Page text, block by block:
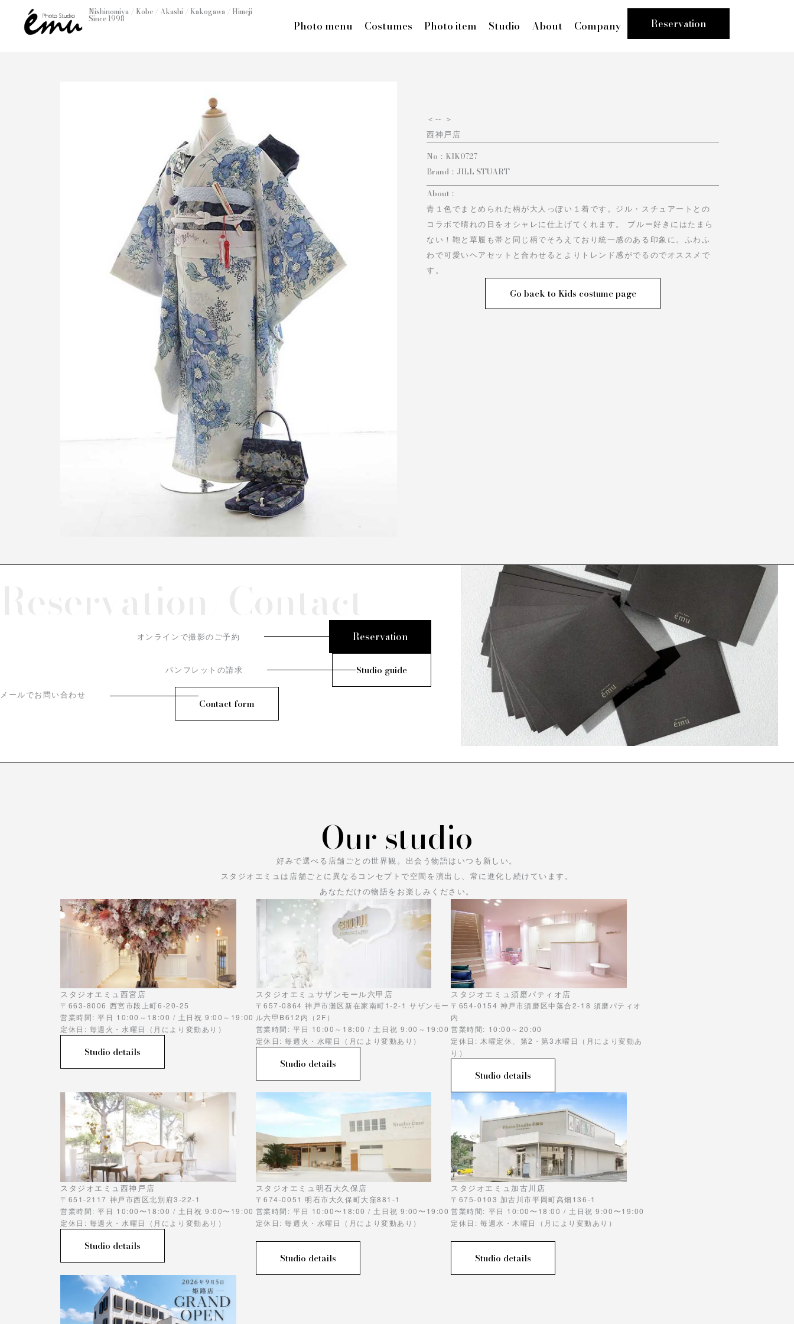
Nishinomiya / Kobe / Akashi / Kakogawa / Himeji
Since 1998 Photo menu Costumes Photo item Studio About Company Reservation
＜ -- ＞
西神戸店
No： KIK0727
Brand： JILL STUART
About：
青１色でまとめられた柄が大人っぽい１着です。ジル・スチュアートとの
コラボで晴れの日をオシャレに仕上げてくれます。 ブルー好きにはたまら
ない！鞄と草履も帯と同じ柄でそろえており統一感のある印象に。ふわふ
わで可愛いヘアセットと合わせるとよりトレンド感がでるのでオススメで
す。
Go back to Kids costume page
オンラインで撮影のご予約 Reservation
パンフレットの請求 Studio guide
メールでお問い合わせ
Contact form
Our studio
好みで選べる店舗ごとの世界観。 出会う物語はいつも新しい。
スタジオエミュは店舗ごとに異なるコンセプトで空間を演出し、常に進化し続けています。
あなただけの物語をお楽しみください。
スタジオエミュ西宮店
〒663-8006 西宮市段上町6-20-25
営業時間: 平日 10:00～18:00 / 土日祝 9:00～19:00
定休日: 毎週火・水曜日（月により変動あり）
Studio details
スタジオエミュサザンモール六甲店
〒657-0864 神戸市灘区新在家南町1-2-1 サザンモー
ル六甲B612内（2F）
営業時間: 平日 10:00～18:00 / 土日祝 9:00～19:00
定休日: 毎週火・水曜日（月により変動あり）
Studio details
スタジオエミュ須磨パティオ店
〒654-0154 神戸市須磨区中落合2-18 須磨パティオ
内
営業時間: 10:00～20:00
定休日: 木曜定休、第2・第3水曜日（月により変動あ
り）
Studio details
スタジオエミュ西神戸店
〒651-2117 神戸市西区北別府3-22-1
営業時間: 平日 10:00〜18:00 / 土日祝 9:00〜19:00
定休日: 毎週火・水曜日（月により変動あり）
Studio details
スタジオエミュ明石大久保店
〒674-0051 明石市大久保町大窪881-1
営業時間: 平日 10:00〜18:00 / 土日祝 9:00〜19:00
定休日: 毎週火・水曜日（月により変動あり）
Studio details
スタジオエミュ加古川店
〒675-0103 加古川市平岡町高畑136-1
営業時間: 平日 10:00〜18:00 / 土日祝 9:00〜19:00
定休日: 毎週水・木曜日（月により変動あり）
Studio details